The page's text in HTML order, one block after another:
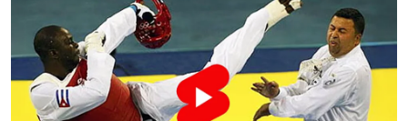
Negeri Sembilan tercemar.